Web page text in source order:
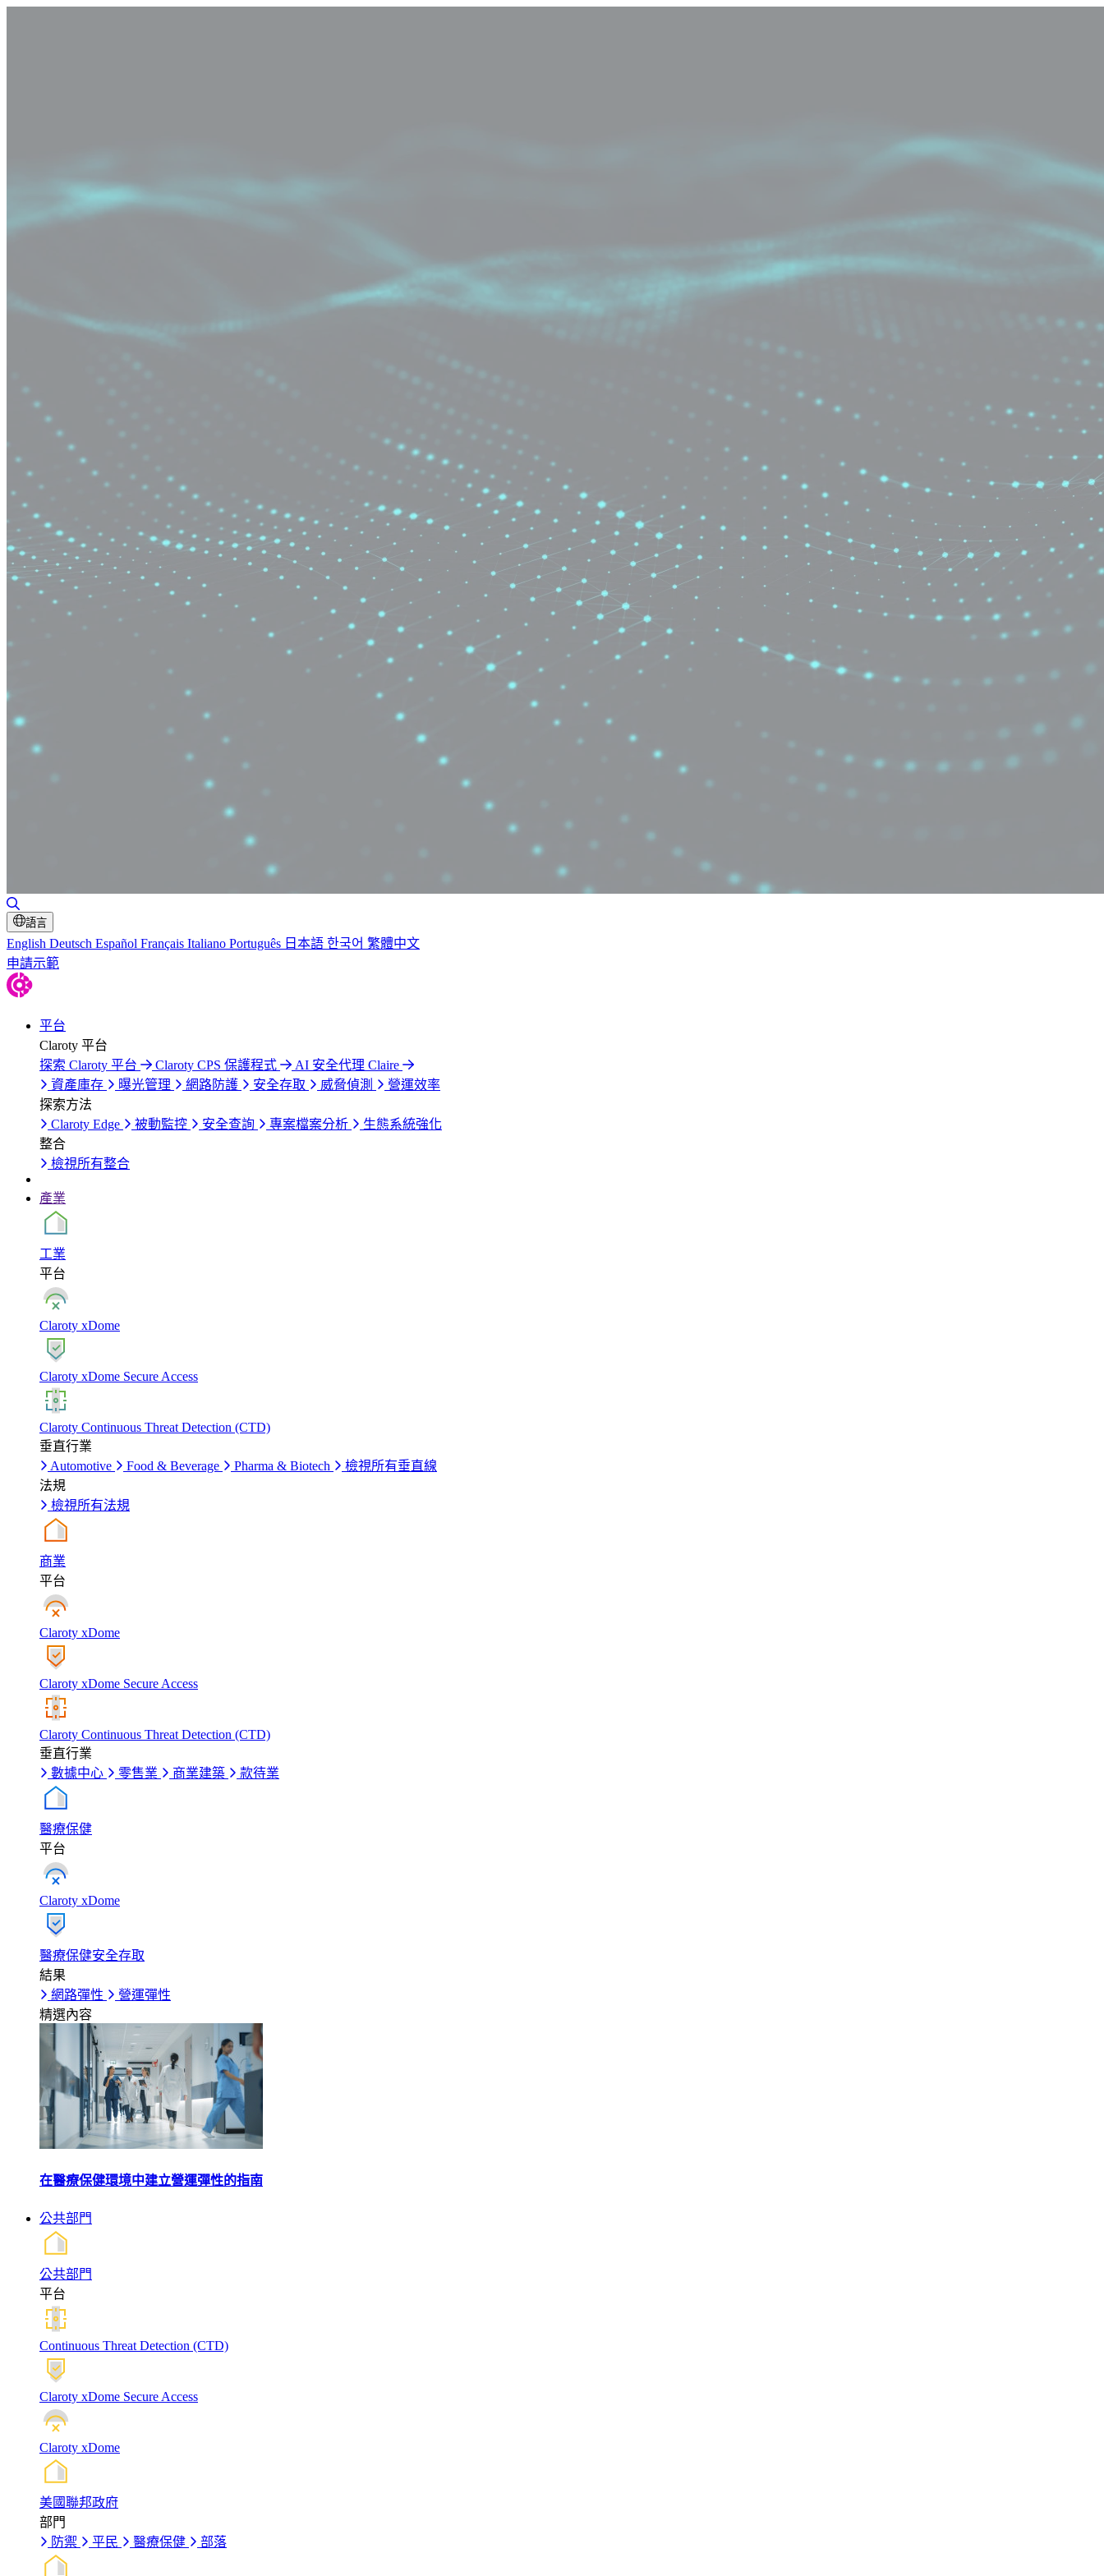
切換搜尋
語言
English Deutsch Español Français Italiano Português 日本語 한국어 繁體中文
申請示範
平台
Claroty 平台
探索 Claroty 平台
Claroty CPS 保護程式
AI 安全代理 Claire
資產庫存
曝光管理 網路防護 安全存取 威脅偵測
營運效率
探索方法
Claroty Edge
被動監控 安全查詢 專案檔案分析
生態系統強化
整合
檢視所有整合
產業
工業
平台
Claroty xDome
Claroty xDome Secure Access
Claroty Continuous Threat Detection (CTD)
垂直行業
Automotive
Food & Beverage Pharma & Biotech
檢視所有垂直線
法規
檢視所有法規
商業
平台
Claroty xDome
Claroty xDome Secure Access
Claroty Continuous Threat Detection (CTD)
垂直行業
數據中心
零售業 商業建築 款待業
醫療保健
平台
Claroty xDome
醫療保健安全存取
結果
網路彈性
營運彈性
精選內容
在醫療保健環境中建立營運彈性的指南
公共部門
公共部門
平台
Continuous Threat Detection (CTD)
Claroty xDome Secure Access
Claroty xDome
美國聯邦政府
部門
防禦
平民 醫療保健 部落